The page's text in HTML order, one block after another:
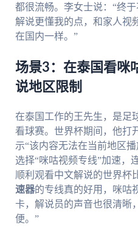
都很流畅。李女士说：“终
解说更懂我的点，和家人视
在国内一样。”
场景3：在泰国看咪
说地区限制
在泰国工作的王先生，是足
看球赛。世界杯期间，他打
示“该内容无法在当前地区
选择“咪咕视频专线”加速，
顺利观看中文解说的世界杯
速器的专线真的好用，咪咕
卡，解说员的声音也很清晰
便。”